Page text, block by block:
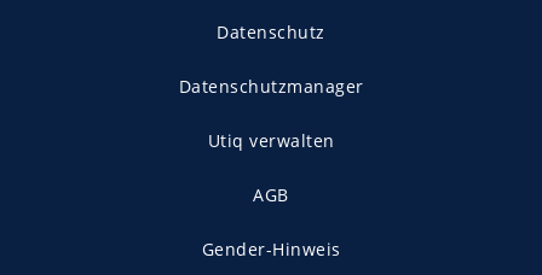
Datenschutz
Datenschutzmanager
Utiq verwalten
AGB
Gender-Hinweis